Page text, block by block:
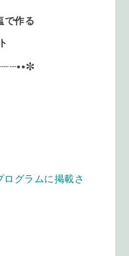
で作る
グラムに掲載さ